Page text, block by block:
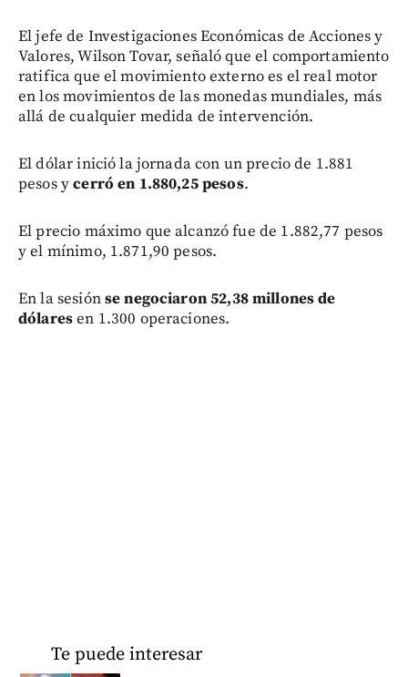
El jefe de Investigaciones Económicas de Acciones y
Valores, Wilson Tovar, señaló que el comportamiento
ratifica que el movimiento externo es el real motor
en los movimientos de las monedas mundiales, más
allá de cualquier medida de intervención.
El dólar inició la jornada con un precio de 1.881
pesos ycerró en 1.880,25 pesos.
El precio máximo que alcanzó fue de 1.882,77 pesos
y el mínimo, 1.871,90 pesos.
En la sesiónse negociaron 52,38 millones de
dólaresen 1.300 operaciones.
Te puede interesar